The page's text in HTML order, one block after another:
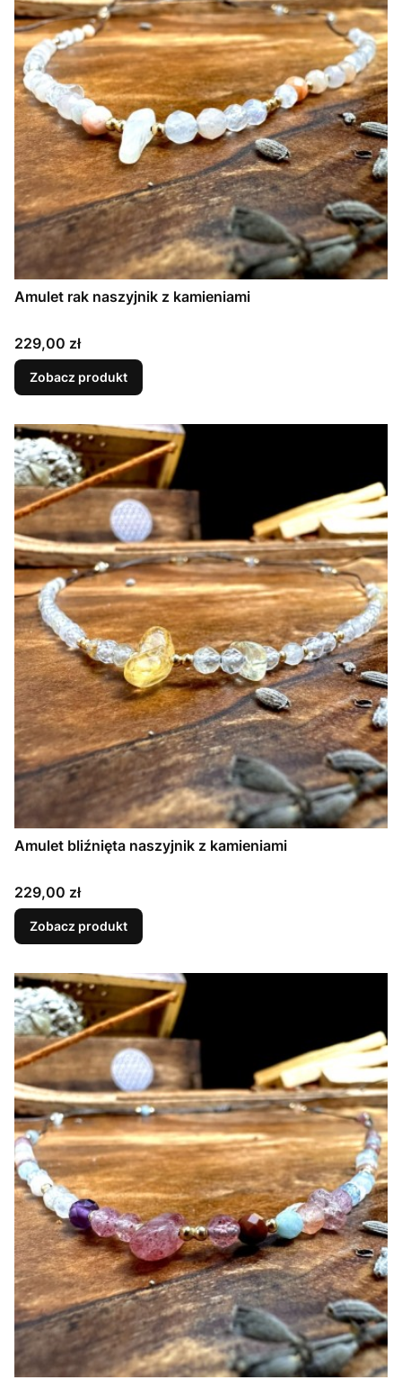
Amulet rak naszyjnik z kamieniami
Cena
229,00 zł
Zobacz produkt
Amulet bliźnięta naszyjnik z kamieniami
Cena
229,00 zł
Zobacz produkt